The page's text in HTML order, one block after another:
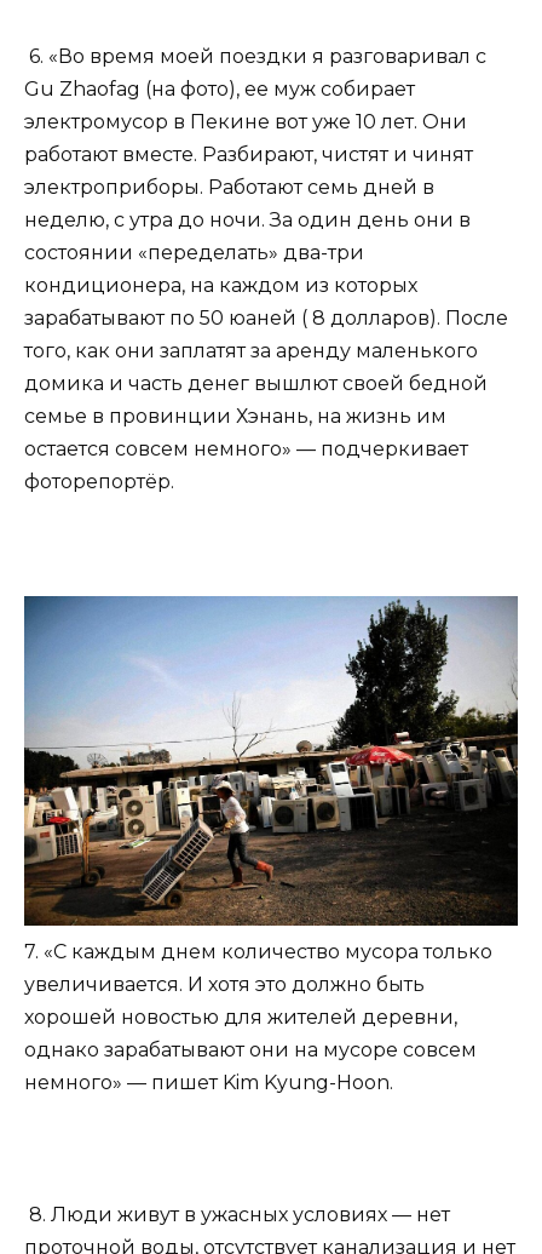
6. «Во время моей поездки я разговаривал с
Gu Zhaofag (на фото), ее муж собирает
электромусор в Пекине вот уже 10 лет. Они
работают вместе. Разбирают, чистят и чинят
электроприборы. Работают семь дней в
неделю, с утра до ночи. За один день они в
состоянии «переделать» два-три
кондиционера, на каждом из которых
зарабатывают по 50 юаней ( 8 долларов). После
того, как они заплатят за аренду маленького
домика и часть денег вышлют своей бедной
семье в провинции Хэнань, на жизнь им
остается совсем немного» — подчеркивает
фоторепортёр.
7. «С каждым днем количество мусора только
увеличивается. И хотя это должно быть
хорошей новостью для жителей деревни,
однако зарабатывают они на мусоре совсем
немного» — пишет Kim Kyung-Hoon.
8. Люди живут в ужасных условиях — нет
проточной воды, отсутствует канализация и нет